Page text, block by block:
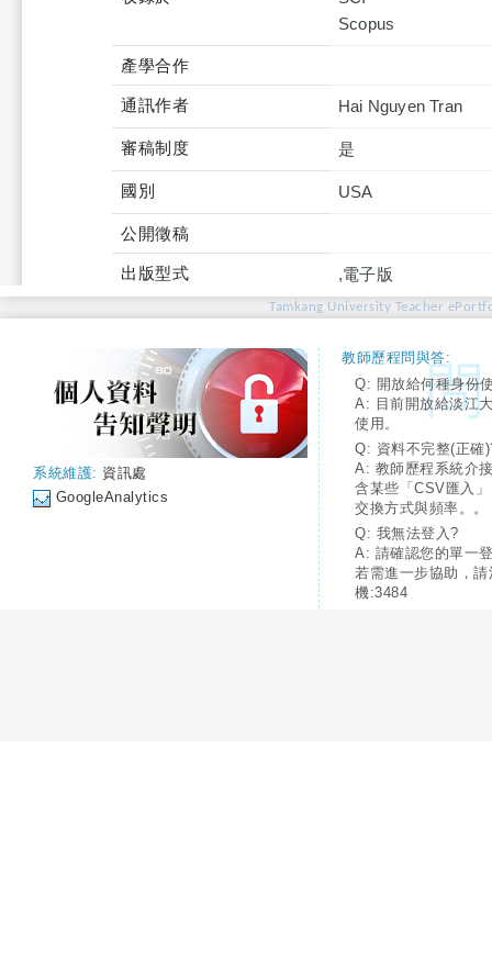
產學合作
通訊作者 Hai Nguyen Tran
審稿制度 是
國別 USA
公開徵稿
出版型式 ,電子版
Tamkang University Teacher
系統維護: 資訊處
GoogleAnalytics
教師歷程問與答:
Q: 開放給何種身份
A: 目前開放給淡江
使用。
Q: 資料不完整(正確
A: 教師歷程系統介
含某些「CSV匯入
交換方式與頻率。。
Q: 我無法登入?
A: 請確認您的單一
若需進一步協助，
機:3484